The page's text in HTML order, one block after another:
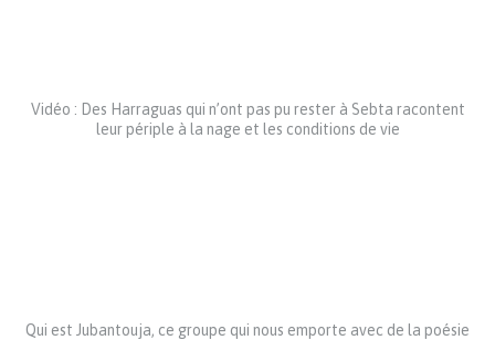
Vidéo : Des Harraguas qui n’ont pas pu rester à Sebta racontent
leur périple à la nage et les conditions de vie
Qui est Jubantouja, ce groupe qui nous emporte avec de la poésie